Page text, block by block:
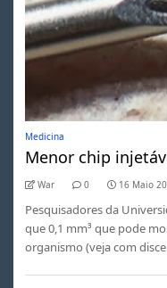
Medicina
Menor chip
War 0 16 Maio
Pesquisadores da
que 0,1 mm³ que pode
organismo (veja com